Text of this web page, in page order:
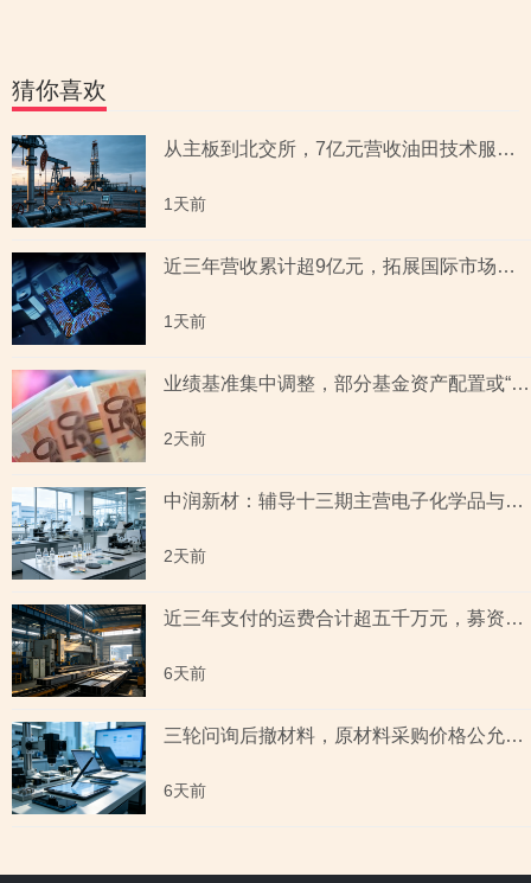
猜你喜欢
从主板到北交所，7亿元营收油田技术服务商两次撤单，募投项目必要性与核心技术竞争力遭“拷问”
1天前
近三年营收累计超9亿元，拓展国际市场背后外销收入合计六百余万元，辅导期间参与高校牵头的重点研发项目，大客户股东或与该高校人员“同名”
1天前
业绩基准集中调整，部分基金资产配置或“偏离”基准，最近一年末基金经理自持份额回落
2天前
中润新材：辅导十三期主营电子化学品与纳米材料 下游覆盖半导体与新能源电池赛道
2天前
近三年支付的运费合计超五千万元，募资2.95亿元扩充产能，实控人之子间接持股募投项目电力设施的潜在供应商
6天前
三轮问询后撤材料，原材料采购价格公允性遭“两连问”，毛利率变动趋势遇监管“探照灯”
6天前